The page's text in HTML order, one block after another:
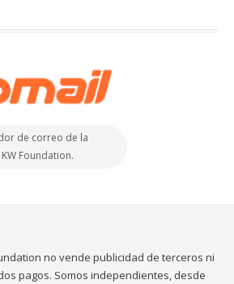
de correo de la
Foundation.
no vende publicidad de terceros ni
pagos. Somos independientes, desde